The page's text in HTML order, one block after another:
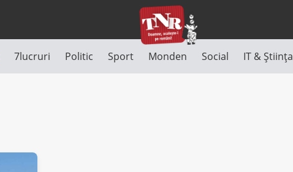
7lucruri Politic Sport Monden Social IT & Știința